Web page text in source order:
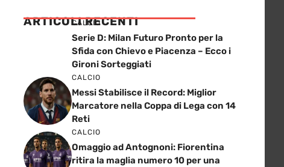
ARTICOLI RECENTI
CALCIO
Serie D: Milan Futuro Pronto per la
Sfida con Chievo e Piacenza – Ecco i
Gironi Sorteggiati
CALCIO
Messi Stabilisce il Record: Miglior
Marcatore nella Coppa di Lega con 14
Reti
CALCIO
Omaggio ad Antognoni: Fiorentina
ritira la maglia numero 10 per una